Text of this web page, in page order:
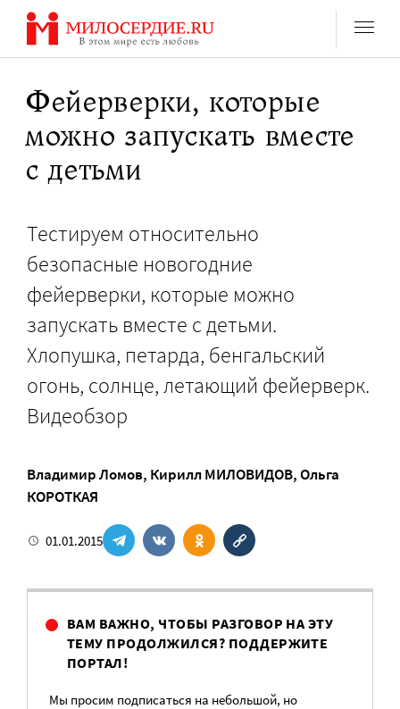
Перейти
содержанию
Фейерверки, которые
можно запускать вместе
с детьми
Тестируем относительно
безопасные новогодние
фейерверки, которые можно
запускать вместе с детьми.
Хлопушка, петарда, бенгальский
огонь, солнце, летающий фейерверк.
Видеобзор
Владимир Ломов, Кирилл МИЛОВИДОВ,Ольга
КОРОТКАЯ
01.01.2015
ВАМ ВАЖНО, ЧТОБЫ РАЗГОВОР НА ЭТУ
ТЕМУ ПРОДОЛЖИЛСЯ? ПОДДЕРЖИТЕ
ПОРТАЛ!
Мы просим подписаться на небольшой, но